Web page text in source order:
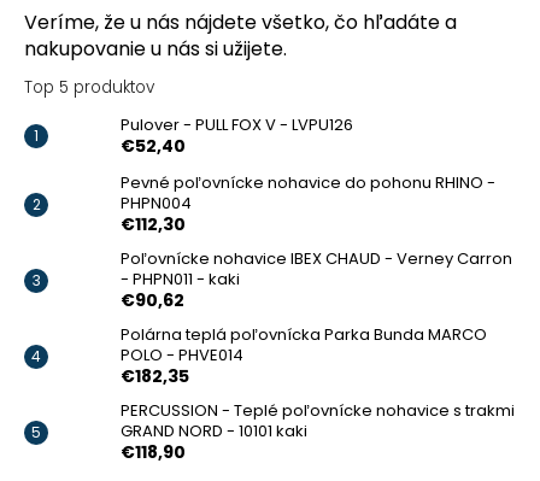
Veríme, že u nás nájdete všetko, čo hľadáte a
nakupovanie u nás si užijete.
Top 5 produktov
Pulover - PULL FOX V - LVPU126
€52,40
Pevné poľovnícke nohavice do pohonu RHINO -
PHPN004
€112,30
Poľovnícke nohavice IBEX CHAUD - Verney Carron
- PHPN011 - kaki
€90,62
Polárna teplá poľovnícka Parka Bunda MARCO
POLO - PHVE014
€182,35
PERCUSSION - Teplé poľovnícke nohavice s trakmi
GRAND NORD - 10101 kaki
€118,90